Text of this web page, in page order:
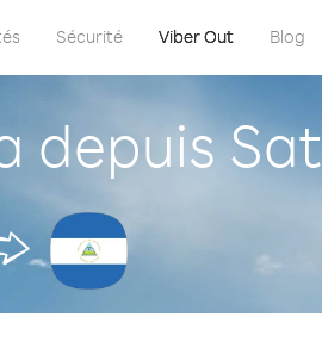
Sécurité Viber Out Blog
depuis